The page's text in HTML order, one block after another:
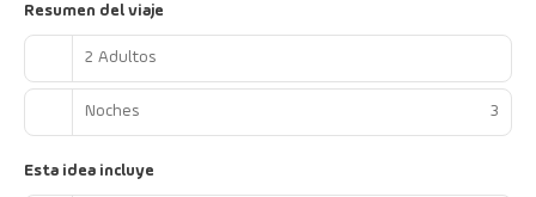
Resumen del viaje
2 Adultos
Noches 3
Esta idea incluye